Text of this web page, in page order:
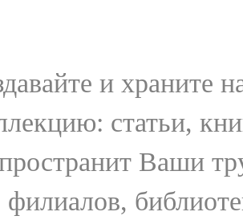
и храните
статьи,
Ваши
филиалов,